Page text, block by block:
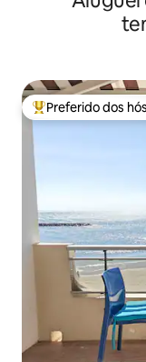
Entre os melhores
Preferido dos